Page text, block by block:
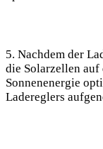
5. Nachdem der
die Solarzellen ​auf
Sonnenenergie
Ladereglers